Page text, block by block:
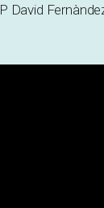
David